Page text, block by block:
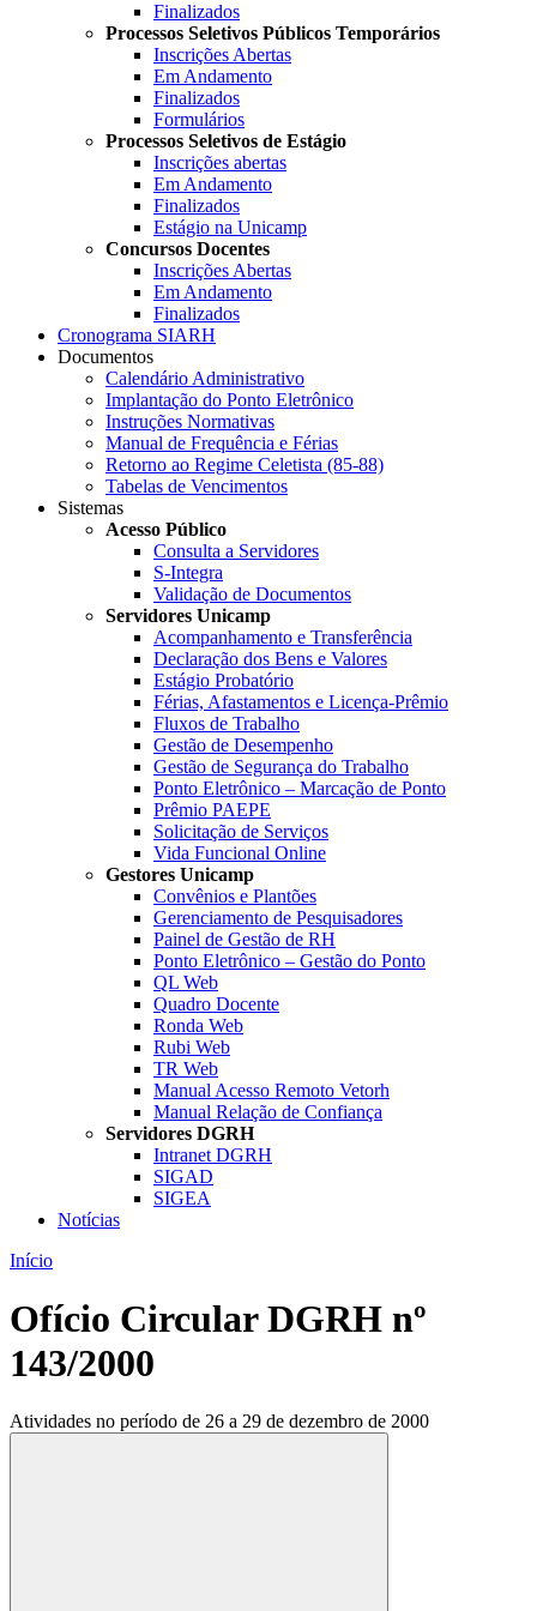
Finalizados
Processos Seletivos Públicos Temporários
Inscrições Abertas
Em Andamento
Finalizados
Formulários
Processos Seletivos de Estágio
Inscrições abertas
Em Andamento
Finalizados
Estágio na Unicamp
Concursos Docentes
Inscrições Abertas
Em Andamento
Finalizados
Cronograma SIARH
Documentos
Calendário Administrativo
Implantação do Ponto Eletrônico
Instruções Normativas
Manual de Frequência e Férias
Retorno ao Regime Celetista (85-88)
Tabelas de Vencimentos
Sistemas
Acesso Público
Consulta a Servidores
S-Integra
Validação de Documentos
Servidores Unicamp
Acompanhamento e Transferência
Declaração dos Bens e Valores
Estágio Probatório
Férias, Afastamentos e Licença-Prêmio
Fluxos de Trabalho
Gestão de Desempenho
Gestão de Segurança do Trabalho
Ponto Eletrônico – Marcação de Ponto
Prêmio PAEPE
Solicitação de Serviços
Vida Funcional Online
Gestores Unicamp
Convênios e Plantões
Gerenciamento de Pesquisadores
Painel de Gestão de RH
Ponto Eletrônico – Gestão do Ponto
QL Web
Quadro Docente
Ronda Web
Rubi Web
TR Web
Manual Acesso Remoto Vetorh
Manual Relação de Confiança
Servidores DGRH
Intranet DGRH
SIGAD
SIGEA
Notícias
Início
Ofício Circular DGRH nº
143/2000
Atividades no período de 26 a 29 de dezembro de 2000